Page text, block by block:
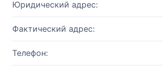
Юридический адрес:
Фактический адрес:
Телефон: